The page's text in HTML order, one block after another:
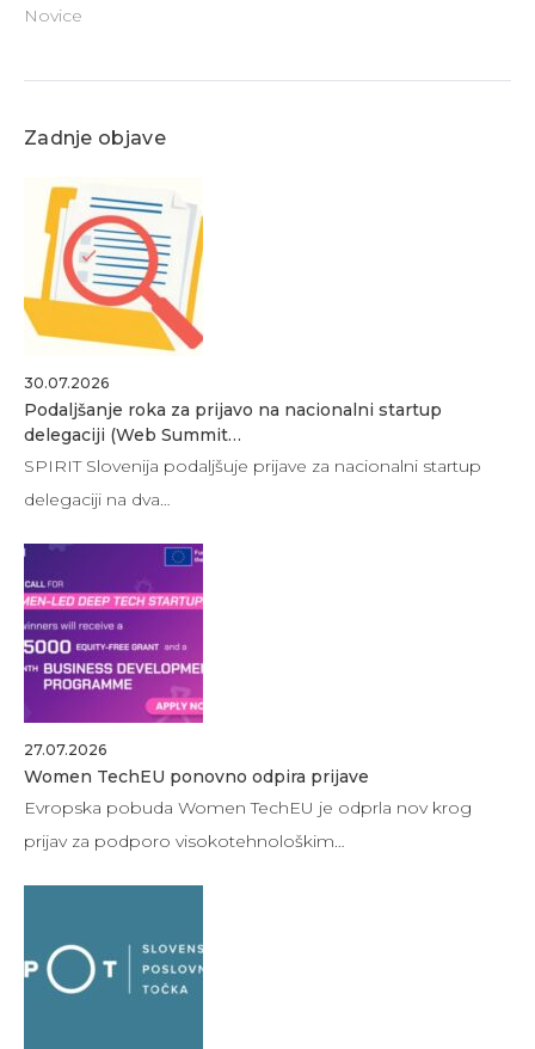
Novice
Zadnje objave
30.07.2026
Podaljšanje roka za prijavo na nacionalni startup
delegaciji (Web Summit…
SPIRIT Slovenija podaljšuje prijave za nacionalni startup
delegaciji na dva…
27.07.2026
Women TechEU ponovno odpira prijave
Evropska pobuda Women TechEU je odprla nov krog
prijav za podporo visokotehnološkim…